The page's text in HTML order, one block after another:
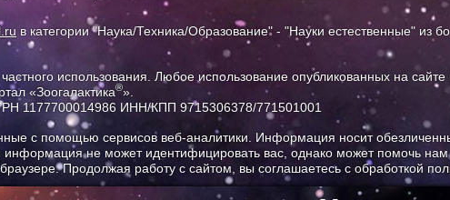
в категории "Наука/Техника/Образование" - "Науки естественные" из
использования. Любое использование опубликованных на
«Зоогалактика®».
1177700014986 ИНН/КПП 9715306378/771501001
с помощью сервисов веб-аналитики. Информация носит
не может идентифицировать вас, однако может помочь
Продолжая работу с сайтом, вы соглашаетесь с обработкой